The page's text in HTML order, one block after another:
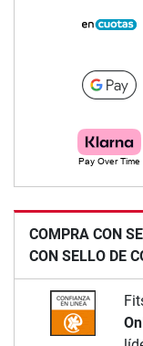
COMPRA CON
CON SELLO DE